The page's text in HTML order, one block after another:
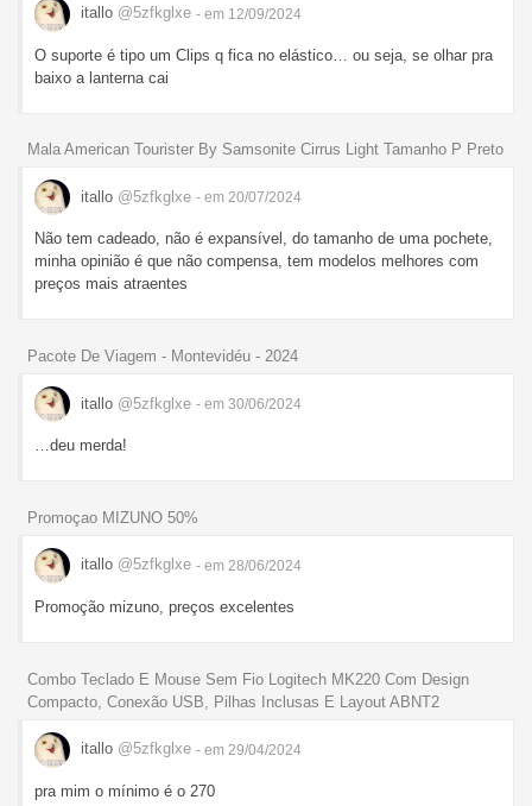
itallo @5zfkglxe - em 12/09/2024
O suporte é tipo um Clips q fica no elástico… ou seja, se olhar pra
baixo a lanterna cai
Mala American Tourister By Samsonite Cirrus Light Tamanho P Preto
itallo @5zfkglxe - em 20/07/2024
Não tem cadeado, não é expansível, do tamanho de uma pochete,
minha opinião é que não compensa, tem modelos melhores com
preços mais atraentes
Pacote De Viagem - Montevidéu - 2024
itallo @5zfkglxe - em 30/06/2024
…deu merda!
Promoçao MIZUNO 50%
itallo @5zfkglxe - em 28/06/2024
Promoção mizuno, preços excelentes
Combo Teclado E Mouse Sem Fio Logitech MK220 Com Design
Compacto, Conexão USB, Pilhas Inclusas E Layout ABNT2
itallo @5zfkglxe - em 29/04/2024
pra mim o mínimo é o 270